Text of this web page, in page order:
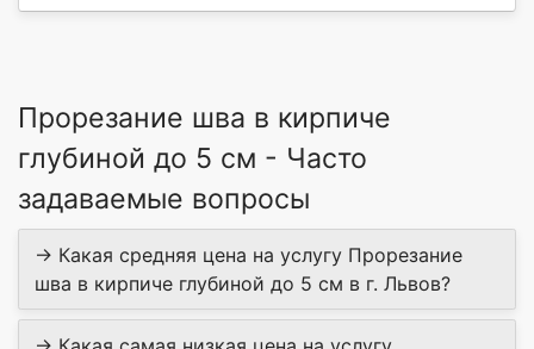
Прорезание шва в кирпиче
глубиной до 5 см - Часто
задаваемые вопросы
→ Какая средняя цена на услугу Прорезание
шва в кирпиче глубиной до 5 см в г. Львов?